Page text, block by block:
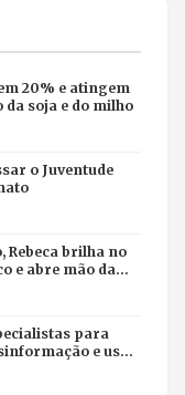
20% e atingem
da soja e do milho
o Juventude
Rebeca brilha no
e abre mão da
para
e uso